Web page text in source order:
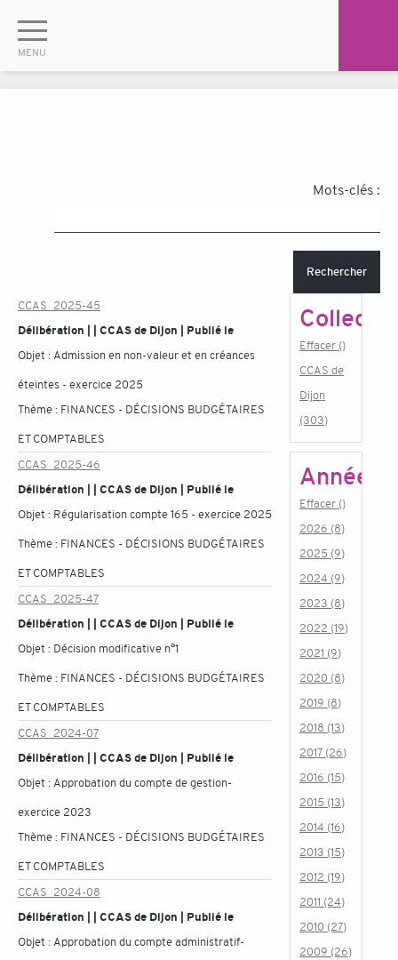
Mots-clés :
Rechercher
CCAS_2025-45
Délibération | | CCAS de Dijon | Publié le
Objet : Admission en non-valeur et en créances
éteintes - exercice 2025
Thème : FINANCES - DÉCISIONS BUDGÉTAIRES
ET COMPTABLES
CCAS_2025-46
Délibération | | CCAS de Dijon | Publié le
Objet : Régularisation compte 165 - exercice 2025
Thème : FINANCES - DÉCISIONS BUDGÉTAIRES
ET COMPTABLES
CCAS_2025-47
Délibération | | CCAS de Dijon | Publié le
Objet : Décision modificative n°1
Thème : FINANCES - DÉCISIONS BUDGÉTAIRES
ET COMPTABLES
CCAS_2024-07
Délibération | | CCAS de Dijon | Publié le
Objet : Approbation du compte de gestion-
exercice 2023
Thème : FINANCES - DÉCISIONS BUDGÉTAIRES
ET COMPTABLES
CCAS_2024-08
Délibération | | CCAS de Dijon | Publié le
Objet : Approbation du compte administratif-
Effacer ()
CCAS de
Dijon
(303)
Année
Effacer ()
2026 (8)
2025 (9)
2024 (9)
2023 (8)
2022 (19)
2021 (9)
2020 (8)
2019 (8)
2018 (13)
2017 (26)
2016 (15)
2015 (13)
2014 (16)
2013 (15)
2012 (19)
2011 (24)
2010 (27)
2009 (26)